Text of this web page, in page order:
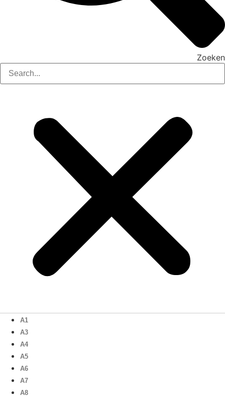
Zoeken
A1
A3
A4
A5
A6
A7
A8